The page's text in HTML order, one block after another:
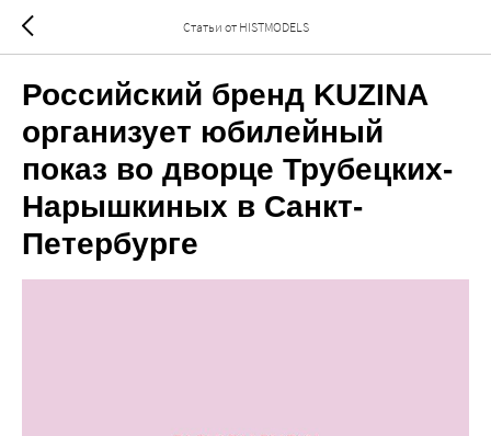
Статьи от HISTMODELS
Российский бренд KUZINA
организует юбилейный
показ во дворце Трубецких-
Нарышкиных в Санкт-
Петербурге